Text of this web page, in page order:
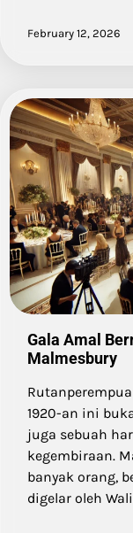
February 12, 2026
Gala Amal
Malmesbury
1920-an ini
juga sebuah
kegembiraan.
banyak orang,
digelar oleh